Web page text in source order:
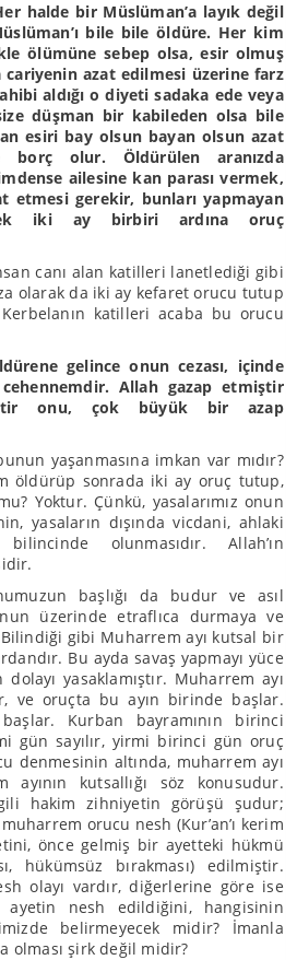
halde bir Müslüman’a layık değil
bile bile öldüre. Her kim
ölümüne sebep olsa, esir olmuş
azat edilmesi üzerine farz
aldığı o diyeti sadaka ede veya
düşman bir kabileden olsa bile
esiri bay olsun bayan olsun azat
olur. Öldürülen aranızda
ailesine kan parası vermek,
etmesi gerekir, bunları yapmayan
iki ay birbiri ardına oruç
canı alan katilleri lanetlediği gibi
olarak da iki ay kefaret orucu tutup
katilleri acaba bu orucu
gelince onun cezası, içinde
Allah gazap etmiştir
onu, çok büyük bir azap
yaşanmasına imkan var mıdır?
öldürüp sonrada iki ay oruç tutup,
Yoktur. Çünkü, yasalarımız onun
yasaların dışında vicdani, ahlaki
olunmasıdır. Allah’ın
başlığı da budur ve asıl
üzerinde etraflıca durmaya ve
Bilindiği gibi Muharrem ayı kutsal bir
Bu ayda savaş yapmayı yüce
dolayı yasaklamıştır. Muharrem ayı
ve oruçta bu ayın birinde başlar.
Kurban bayramının birinci
gün sayılır, yirmi birinci gün oruç
denmesinin altında, muharrem ayı
ayının kutsallığı söz konusudur.
hakim zihniyetin görüşü şudur;
orucu nesh (Kur’an’ı kerim
önce gelmiş bir ayetteki hükmü
hükümsüz bırakması) edilmiştir.
olayı vardır, diğerlerine göre ise
nesh edildiğini, hangisinin
belirmeyecek midir? İmanla
olması şirk değil midir?